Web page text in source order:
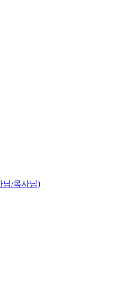
님/목사님)